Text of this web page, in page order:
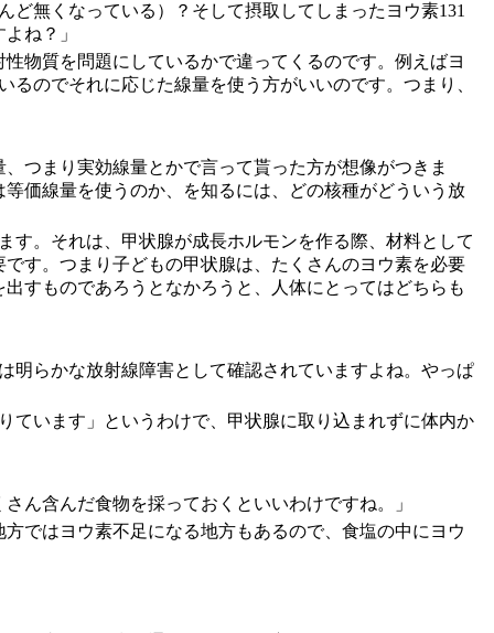
無くなっている）？そして摂取してしまったヨウ素131
ね？」
物質を問題にしているかで違ってくるのです。例えばヨ
のでそれに応じた線量を使う方がいいのです。つまり、
つまり実効線量とかで言って貰った方が想像がつきま
価線量を使うのか、を知るには、どの核種がどういう放
す。それは、甲状腺が成長ホルモンを作る際、材料として
す。つまり子どもの甲状腺は、たくさんのヨウ素を必要
すものであろうとなかろうと、人体にとってはどちらも
明らかな放射線障害として確認されていますよね。やっぱ
ています」というわけで、甲状腺に取り込まれずに体内か
ん含んだ食物を採っておくといいわけですね。」
ではヨウ素不足になる地方もあるので、食塩の中にヨウ